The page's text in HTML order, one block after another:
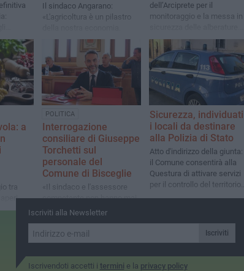
le
Il sindaco Angarano:
«L'agricoltura è un pilastro
Siamo al fianco dei nostri
dell’Arciprete per il
monitoraggio e la messa in
Dal 27 luglio lavori di scavo
in via Strada del Carro e via
Luigi Di Molfetta
a
tra
POLITICA
Interrogazione
consiliare di Giuseppe
Torchetti sul
personale del
Comune di Bisceglie
«Il sindaco e l'assessore
competente non hanno mai
risposto. Ora servono
pensionamenti, assunzioni
e uffici in sofferenza»
Sicurezza, individuati
i locali da destinare
alla Polizia di Stato
Atto d'indirizzo della giunta:
il Comune consentirà alla
Questura di attivare servizi
per il controllo del territorio e
Iscriviti alla Newsletter
Iscriviti
Iscrivendoti accetti i termini e la privacy policy